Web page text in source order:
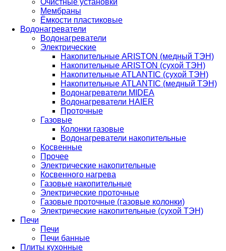
Очистные установки
Мембраны
Ёмкости пластиковые
Водонагреватели
Водонагреватели
Электрические
Накопительные ARISTON (медный ТЭН)
Накопительные ARISTON (сухой ТЭН)
Накопительные ATLANTIC (сухой ТЭН)
Накопительные ATLANTIC (медный ТЭН)
Водонагреватели MIDEA
Водонагреватели HAIER
Проточные
Газовые
Колонки газовые
Водонагреватели накопительные
Косвенные
Прочее
Электрические накопительные
Косвенного нагрева
Газовые накопительные
Электрические проточные
Газовые проточные (газовые колонки)
Электрические накопительные (сухой ТЭН)
Печи
Печи
Печи банные
Плиты кухонные